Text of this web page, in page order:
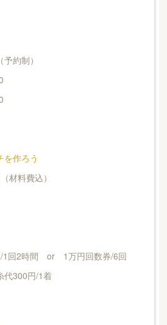
約制）
を作ろう
材料費込）
1回2時間 or 1万円回数券/6回
300円/1着